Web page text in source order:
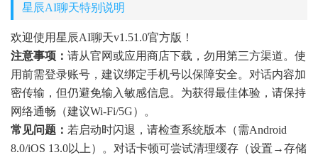
星辰AI聊天特别说明
欢迎使用星辰AI聊天v1.51.0官方版！
注意事项： 请从官网或应用商店下载，勿用第三方渠道。使
用前需登录账号，建议绑定手机号以保障安全。对话内容加
密传输，但仍避免输入敏感信息。为获得最佳体验，请保持
网络通畅（建议Wi-Fi/5G）。
常见问题： 若启动时闪退，请检查系统版本（需Android
8.0/iOS 13.0以上）。对话卡顿可尝试清理缓存（设置→存储